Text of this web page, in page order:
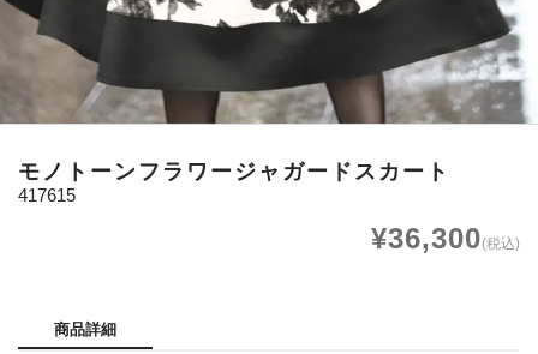
モノトーンフラワージャガードスカート
417615
¥36,300(税込)
商品詳細